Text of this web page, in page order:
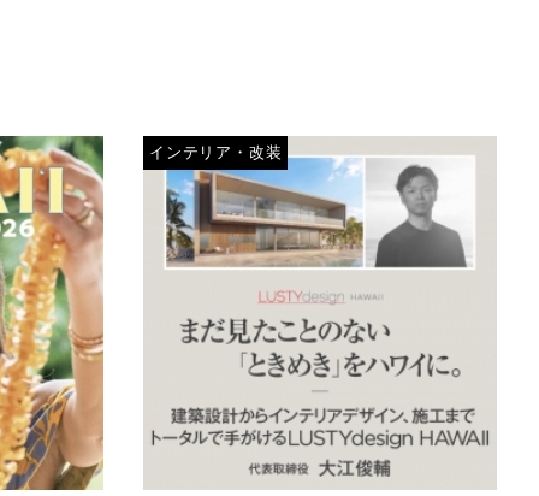
インテリア・改装